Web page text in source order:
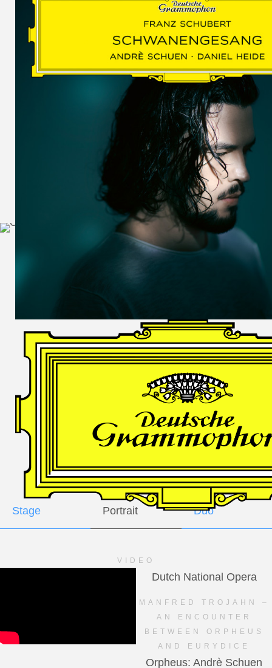
WOLF
MARTIN
SCHUMANN,
LIEDERKREIS
OP. 24
SECHS
MONOLOGE
AUS
JEDERMANN
GESÄNGE
Andrè Schuen,
Baritone
Daniel Heide,
Piano
GALLERY
Stage Portrait Duo
VIDEO
Dutch National Opera
MANFRED TROJAHN –
AN ENCOUNTER
BETWEEN ORPHEUS
AND EURYDICE
Orpheus: Andrè Schuen